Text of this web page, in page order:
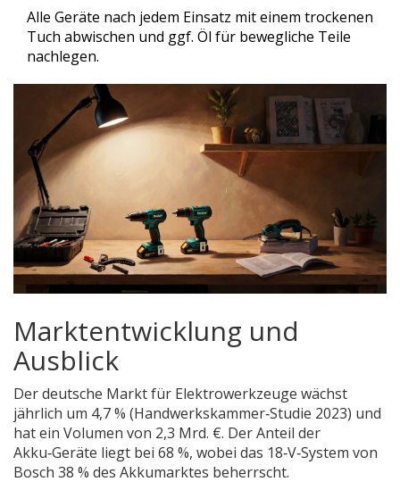
Alle Geräte nach jedem Einsatz mit einem trockenen
Tuch abwischen und ggf. Öl für bewegliche Teile
nachlegen.
Marktentwicklung und
Ausblick
Der deutsche Markt für Elektrowerkzeuge wächst
jährlich um 4,7 % (Handwerkskammer‑Studie 2023) und
hat ein Volumen von 2,3 Mrd. €. Der Anteil der
Akku‑Geräte liegt bei 68 %, wobei das 18‑V‑System von
Bosch 38 % des Akkumarktes beherrscht.